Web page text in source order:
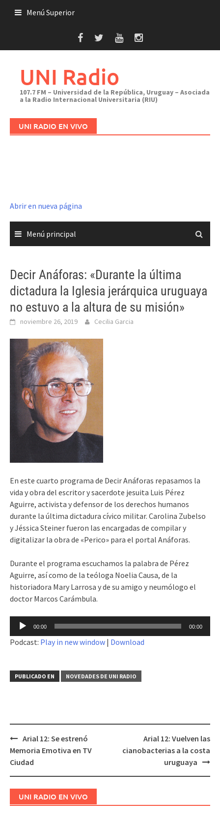
Menú Superior
UNI Radio
107.7 FM – Universidad de la República, Uruguay – Asociada
a la Radio Internacional Universitaria (RIU)
UNI RADIO EN VIVO
Abrir en nueva página
Menú principal
Decir Anáforas: «Durante la última
dictadura la Iglesia jerárquica uruguaya
no estuvo a la altura de su misión»
noviembre 26, 2019 Cecilia Garcia
En este cuarto programa de Decir Anáforas repasamos la
vida y obra del escritor y sacerdote jesuita Luis Pérez
Aguirre, activista y defensor de los derechos humanos
durante la última dictadura cívico militar. Carolina Zubelso
y Jéssica Steiner fueron las encargadas de compilar y
digitalizar la obra de «Perico» para el portal Anáforas.
Durante el programa escuchamos la palabra de Pérez
Aguirre, así como de la teóloga Noelia Causa, de la
historiadora Mary Larrosa y de su amigo y neumólogo el
doctor Marcos Carámbula.
Reproductor
de
audio
00:00 00:00
Podcast: Play in new window | Download
PUBLICADO EN NOVEDADES DE UNI RADIO
Navegación
de
Arial 12: Se estrenó
Memoria Emotiva en TV
Ciudad
Arial 12: Vuelven las
cianobacterias a la costa
uruguaya
UNI RADIO EN VIVO